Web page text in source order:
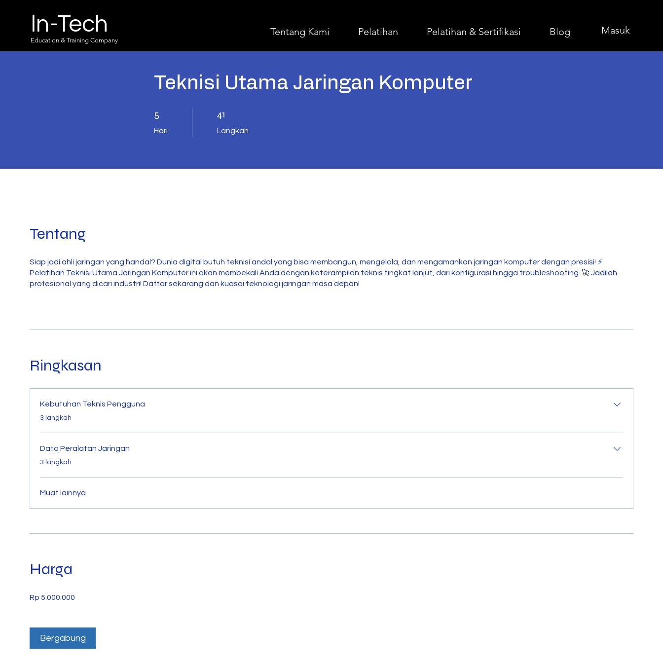
In-Tech
Education & Training Company
Tentang Kami Pelatihan Pelatihan & Sertifikasi Blog Masuk
Teknisi Utama Jaringan Komputer
5
Hari
41
Langkah
Tentang
Siap jadi ahli jaringan yang handal? Dunia digital butuh teknisi andal yang bisa membangun, mengelola, dan mengamankan jaringan komputer dengan presisi! ⚡
Pelatihan Teknisi Utama Jaringan Komputer ini akan membekali Anda dengan keterampilan teknis tingkat lanjut, dari konfigurasi hingga troubleshooting. 🚀 Jadilah
profesional yang dicari industri! Daftar sekarang dan kuasai teknologi jaringan masa depan!
Ringkasan
Kebutuhan Teknis Pengguna
.3 langkah
Data Peralatan Jaringan
.3 langkah
Muat lainnya
Harga
Rp 5.000.000
Bergabung